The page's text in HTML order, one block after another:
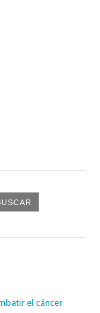
el cáncer